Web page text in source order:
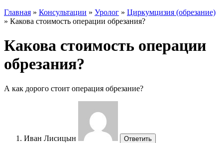
Главная » Консультации » Уролог » Циркумцизия (обрезание)
» Какова стоимость операции обрезания?
Какова стоимость операции
обрезания?
А как дорого стоит операция обрезание?
Иван Лисицын Ответить